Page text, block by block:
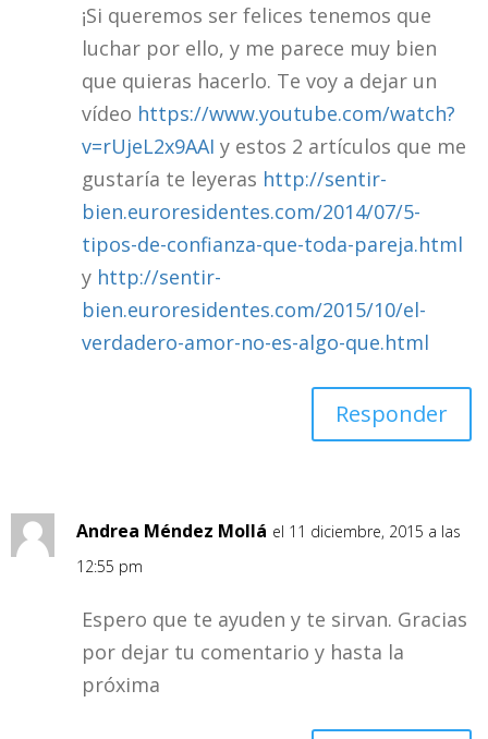
¡Si queremos ser felices tenemos que
luchar por ello, y me parece muy bien
que quieras hacerlo. Te voy a dejar un
vídeo https://www.youtube.com/watch?
v=rUjeL2x9AAI y estos 2 artículos que me
gustaría te leyeras http://sentir-
bien.euroresidentes.com/2014/07/5-
tipos-de-confianza-que-toda-pareja.html
y http://sentir-
bien.euroresidentes.com/2015/10/el-
verdadero-amor-no-es-algo-que.html
Responder
Andrea Méndez Mollá el 11 diciembre, 2015 a las
12:55 pm
Espero que te ayuden y te sirvan. Gracias
por dejar tu comentario y hasta la
próxima